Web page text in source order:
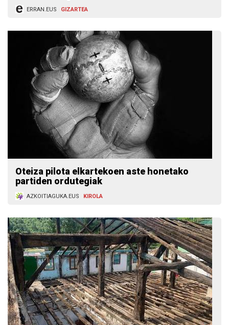
ERRAN.EUS GIZARTEA
Oteiza pilota elkartekoen aste honetako
partiden ordutegiak
AZKOITIAGUKA.EUS KIROLA